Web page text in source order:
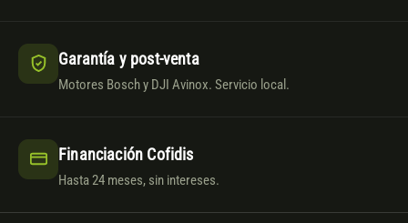
Garantía y post-venta
Motores Bosch y DJI Avinox. Servicio local.
Financiación Cofidis
Hasta 24 meses, sin intereses.